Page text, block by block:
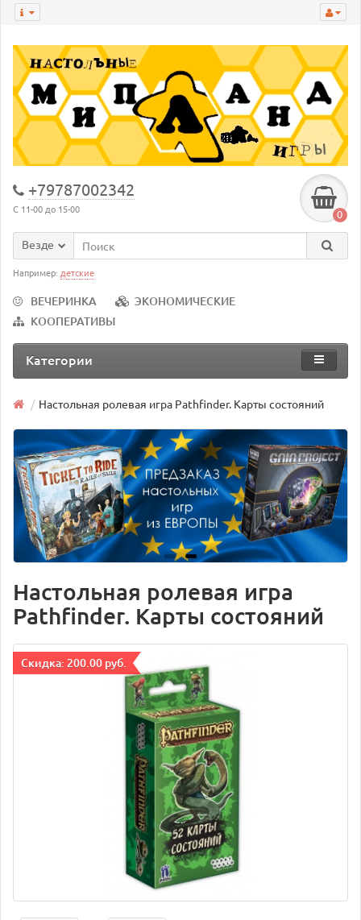
+79787002342
С 11-00 до 15-00 0
Везде
Например: детские
ВЕЧЕРИНКА
ЭКОНОМИЧЕСКИЕ
КООПЕРАТИВЫ
Категории
Настольная ролевая игра Pathfinder. Карты состояний
Настольная ролевая игра
Pathfinder. Карты состояний
Cкидка: 200.00 руб.